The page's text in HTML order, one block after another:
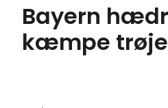
Bayern
kæmpe